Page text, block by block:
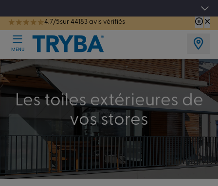
Les jours tentation : Jusqu'à -15% sur vos fenêtres, portes, volets et pergolas
4.7/5sur 44183 avis vérifiés
MENU
Les toiles extérieures de
vos stores